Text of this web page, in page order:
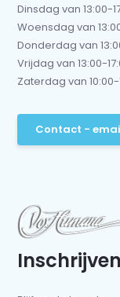
Dinsdag van 13:00-
Woensdag van
Donderdag van
Vrijdag van 13:00-
Zaterdag van 10:00-
Contact -